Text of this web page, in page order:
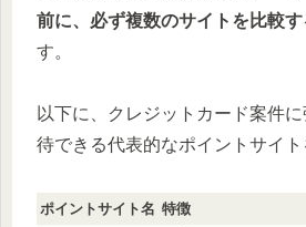
前に、必ず複数のサイトを比較
す。
以下に、クレジットカード案件
待できる代表的なポイントサイト
ポイントサイト名 特徴